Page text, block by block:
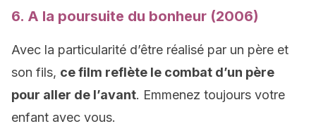
6. A la poursuite du bonheur (2006)
Avec la particularité d’être réalisé par un père et
son fils, ce film reflète le combat d’un père
pour aller de l’avant. Emmenez toujours votre
enfant avec vous.